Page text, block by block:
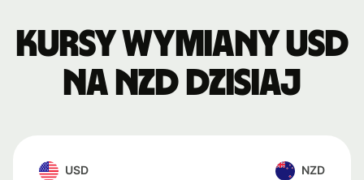
Kursy wymiany USD
na NZD dzisiaj
USD NZD